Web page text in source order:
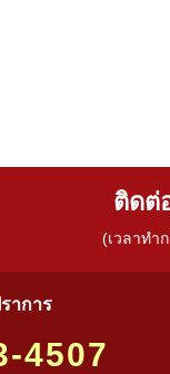
ติดต่
(เวลาทำ
าการ
4507